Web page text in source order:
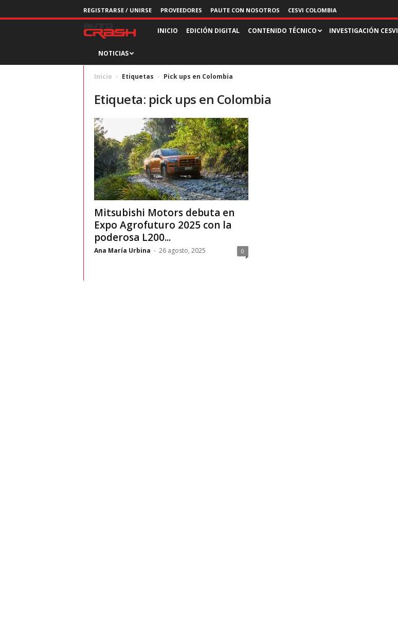
REGISTRARSE / UNIRSE PROVEEDORES PAUTE CON NOSOTROS CESVI COLOMBIA
v
i
s
t
a
A
u
t
INICIO EDICIÓN DIGITAL CONTENIDO TÉCNICO INVESTIGACIÓN CESVI
NOTICIAS
Inicio Etiquetas Pick ups en Colombia
Etiqueta: pick ups en Colombia
Mitsubishi Motors debuta en
Expo Agrofuturo 2025 con la
poderosa L200...
Ana María Urbina - 26 agosto, 2025 0